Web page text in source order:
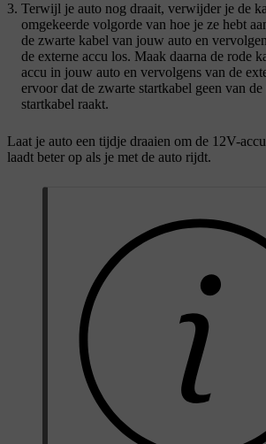
Terwijl je auto nog draait, verwijder je de
omgekeerde volgorde van hoe je ze hebt
de zwarte kabel van jouw auto en
de externe accu los. Maak daarna de rode
accu in jouw auto en vervolgens van de
ervoor dat de zwarte startkabel geen van
startkabel raakt.
Laat je auto een tijdje draaien om de 12V-
laadt beter op als je met de auto rijdt.